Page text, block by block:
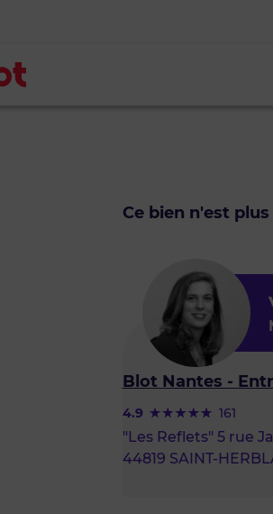
Ce bien n'est
Blot Nantes -
4.9 161
"Les Reflets" 5 rue
44819 SAINT-